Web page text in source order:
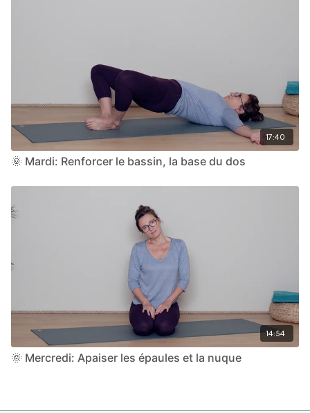
17:40
🌞 Mardi: Renforcer le bassin, la base du dos
14:54
🌞 Mercredi: Apaiser les épaules et la nuque